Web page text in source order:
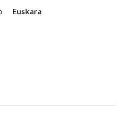
Euskara